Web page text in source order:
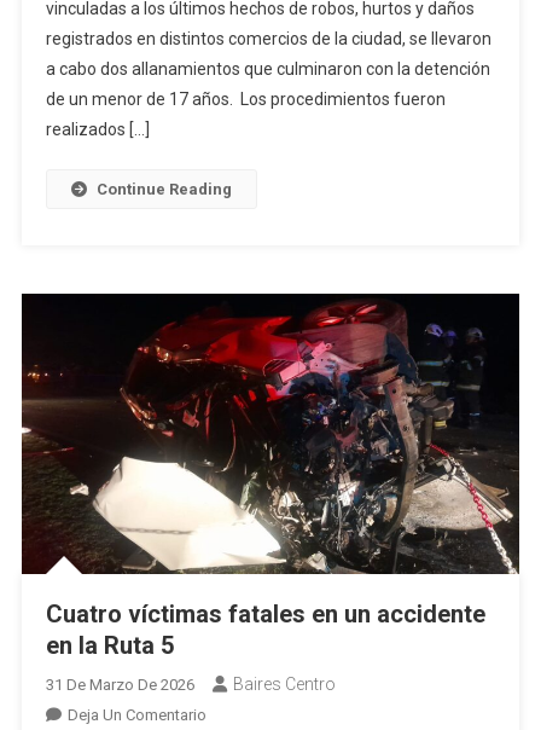
Detuvieron
A
Un
Menor
vinculadas a los últimos hechos de robos, hurtos y daños
registrados en distintos comercios de la ciudad, se llevaron
a cabo dos allanamientos que culminaron con la detención
de un menor de 17 años. Los procedimientos fueron
realizados […]
Continue Reading
Cuatro víctimas fatales en un accidente
en la Ruta 5
31 De Marzo De 2026 Baires Centro
Deja Un ComentarioEn